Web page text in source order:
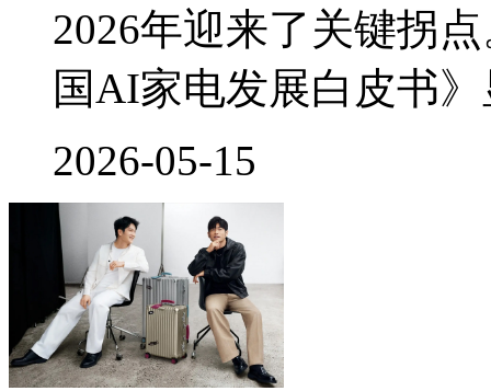
2026年迎来了关键拐
国AI家电发展白皮书
2026-05-15